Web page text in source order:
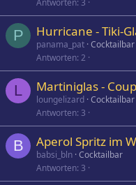
Antworten 3
P Hurricane - Tiki-
panama_pat Cocktailbar
Antworten 2
L Martiniglas -
loungelizard Cocktailbar
Antworten 3
B Aperol Spritz im
babsi_bln Cocktailbar
Antworten 3